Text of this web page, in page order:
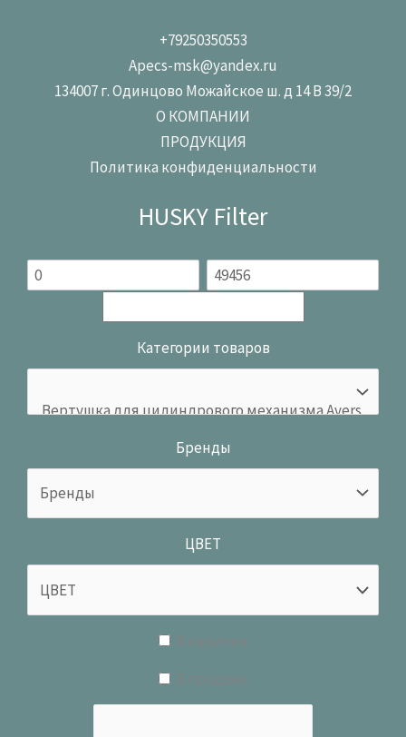
+79250350553
Apecs-msk@yandex.ru
134007 г. Одинцово Можайское ш. д 14 В 39/2
О КОМПАНИИ
ПРОДУКЦИЯ
Политика конфиденциальности
HUSKY Filter
Категории товаров
Бренды
ЦВЕТ